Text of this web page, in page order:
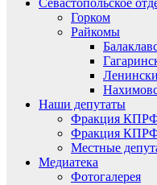
Севастопольское
Горком
Райкомы
Наши депутаты
Фракция КПРФ
Фракция КПРФ
Местные
Медиатека
Фотогалерея